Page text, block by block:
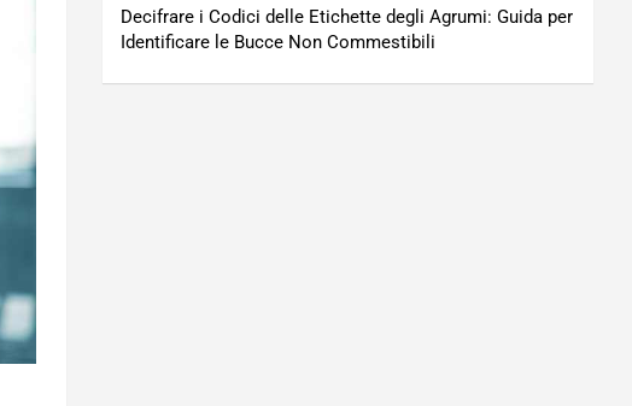
Decifrare i Codici delle Etichette degli Agrumi: Guida per
Identificare le Bucce Non Commestibili